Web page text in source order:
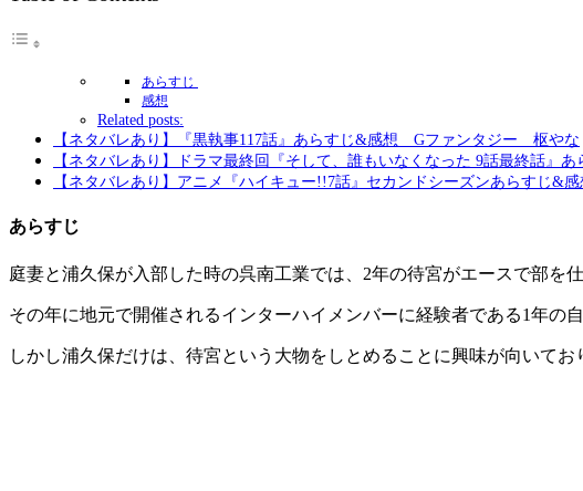
あらすじ
感想
Related posts:
【ネタバレあり】『黒執事117話』あらすじ&感想 Gファンタジー 枢やな
【ネタバレあり】ドラマ最終回『そして、誰もいなくなった 9話最終話
【ネタバレあり】アニメ『ハイキュー!!7話』セカンドシーズンあらすじ
あらすじ
庭妻と浦久保が入部した時の呉南工業では、2年の待宮がエースで部を
その年に地元で開催されるインターハイメンバーに経験者である1年の
しかし浦久保だけは、待宮という大物をしとめることに興味が向いて